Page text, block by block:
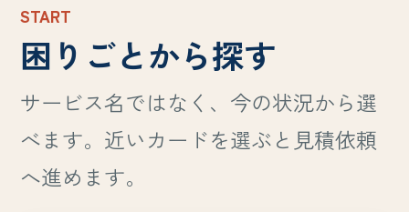
START
困りごとから探す
サービス名ではなく、今の状況から選
べます。近いカードを選ぶと見積依頼
へ進めます。